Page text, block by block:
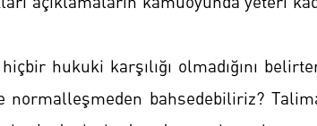
hukuki karşılığı olmadığını
normalleşmeden bahsedebiliriz?